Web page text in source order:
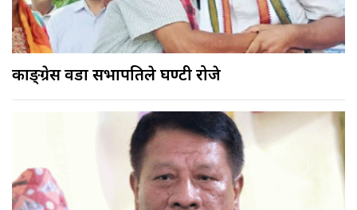
काङ्ग्रेस वडा सभापतिले घण्टी रोजे